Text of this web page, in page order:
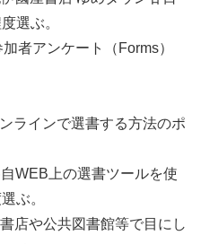
度選ぶ。
ト（Forms）
書する方法のポ
書ツールを使
ぶ。
館等で目にし